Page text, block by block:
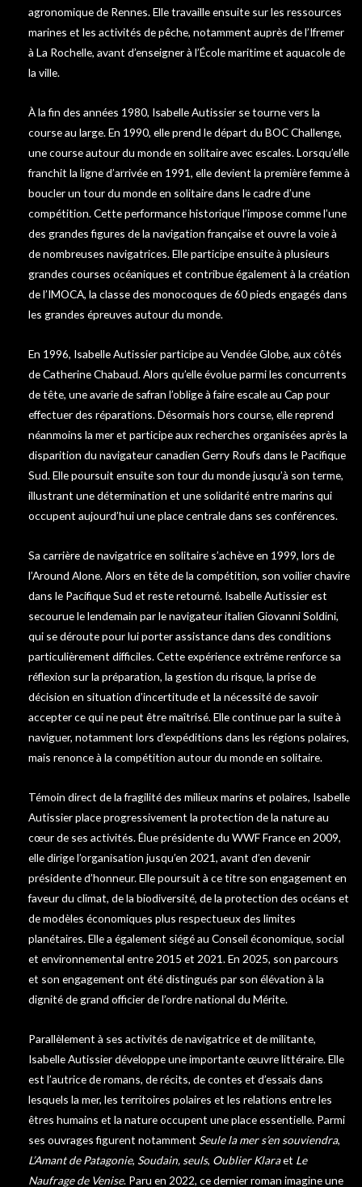
agronomique de Rennes. Elle travaille ensuite sur les ressources
marines et les activités de pêche, notamment auprès de l’Ifremer
à La Rochelle, avant d’enseigner à l’École maritime et aquacole de
la ville.
À la fin des années 1980, Isabelle Autissier se tourne vers la
course au large. En 1990, elle prend le départ du BOC Challenge,
une course autour du monde en solitaire avec escales. Lorsqu’elle
franchit la ligne d’arrivée en 1991, elle devient la première femme à
boucler un tour du monde en solitaire dans le cadre d’une
compétition. Cette performance historique l’impose comme l’une
des grandes figures de la navigation française et ouvre la voie à
de nombreuses navigatrices. Elle participe ensuite à plusieurs
grandes courses océaniques et contribue également à la création
de l’IMOCA, la classe des monocoques de 60 pieds engagés dans
les grandes épreuves autour du monde.
En 1996, Isabelle Autissier participe au Vendée Globe, aux côtés
de Catherine Chabaud. Alors qu’elle évolue parmi les concurrents
de tête, une avarie de safran l’oblige à faire escale au Cap pour
effectuer des réparations. Désormais hors course, elle reprend
néanmoins la mer et participe aux recherches organisées après la
disparition du navigateur canadien Gerry Roufs dans le Pacifique
Sud. Elle poursuit ensuite son tour du monde jusqu’à son terme,
illustrant une détermination et une solidarité entre marins qui
occupent aujourd’hui une place centrale dans ses conférences.
Sa carrière de navigatrice en solitaire s’achève en 1999, lors de
l’Around Alone. Alors en tête de la compétition, son voilier chavire
dans le Pacifique Sud et reste retourné. Isabelle Autissier est
secourue le lendemain par le navigateur italien Giovanni Soldini,
qui se déroute pour lui porter assistance dans des conditions
particulièrement difficiles. Cette expérience extrême renforce sa
réflexion sur la préparation, la gestion du risque, la prise de
décision en situation d’incertitude et la nécessité de savoir
accepter ce qui ne peut être maîtrisé. Elle continue par la suite à
naviguer, notamment lors d’expéditions dans les régions polaires,
mais renonce à la compétition autour du monde en solitaire.
Témoin direct de la fragilité des milieux marins et polaires, Isabelle
Autissier place progressivement la protection de la nature au
cœur de ses activités. Élue présidente du WWF France en 2009,
elle dirige l’organisation jusqu’en 2021, avant d’en devenir
présidente d’honneur. Elle poursuit à ce titre son engagement en
faveur du climat, de la biodiversité, de la protection des océans et
de modèles économiques plus respectueux des limites
planétaires. Elle a également siégé au Conseil économique, social
et environnemental entre 2015 et 2021. En 2025, son parcours
et son engagement ont été distingués par son élévation à la
dignité de grand officier de l’ordre national du Mérite.
Parallèlement à ses activités de navigatrice et de militante,
Isabelle Autissier développe une importante œuvre littéraire. Elle
est l’autrice de romans, de récits, de contes et d’essais dans
lesquels la mer, les territoires polaires et les relations entre les
êtres humains et la nature occupent une place essentielle. Parmi
ses ouvrages figurent notamment Seule la mer s’en souviendra,
L’Amant de Patagonie, Soudain, seuls, Oublier Klaraet Le
Naufrage de Venise. Paru en 2022, ce dernier roman imagine une